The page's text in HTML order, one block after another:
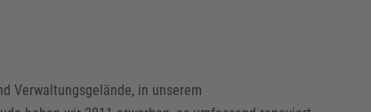
Verwaltungsgelände, in unserem